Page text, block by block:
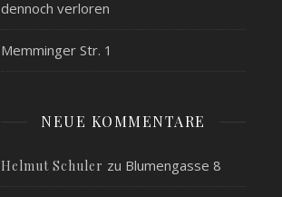
dennoch verloren
Memminger Str. 1
NEUE KOMMENTARE
Helmut Schuler zu Blumengasse 8